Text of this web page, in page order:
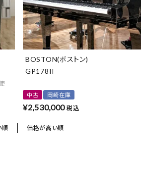
BOSTON(ボストン)
GP178II
中古 岡崎在庫
¥2,530,000 税込
順 価格が高い順